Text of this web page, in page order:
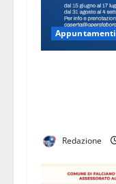
Appuntamenti
Redazione